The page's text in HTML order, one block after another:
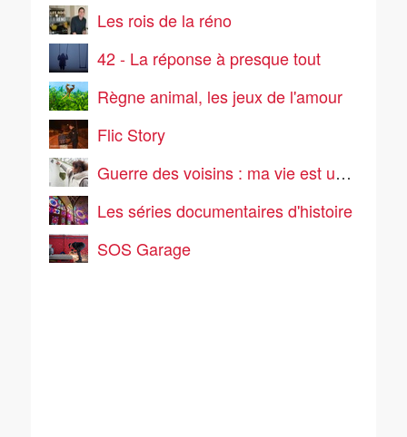
Les rois de la réno
42 - La réponse à presque tout
Règne animal, les jeux de l'amour
Flic Story
Guerre des voisins : ma vie est un enfer
Les séries documentaires d'histoire
SOS Garage